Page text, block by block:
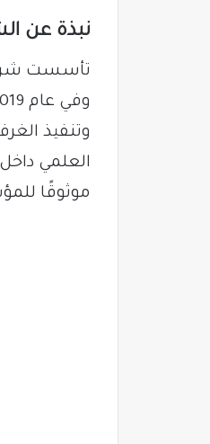
نبذة عن
وتنفيذ
العلمي
موثوقًا